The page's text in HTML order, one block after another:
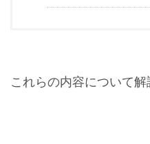
これらの内容について解